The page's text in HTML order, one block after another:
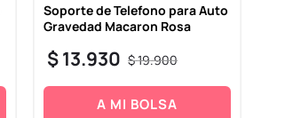
Soporte de Telefono para Auto
Gravedad Macaron Rosa
$19.900
$13.930
A MI BOLSA